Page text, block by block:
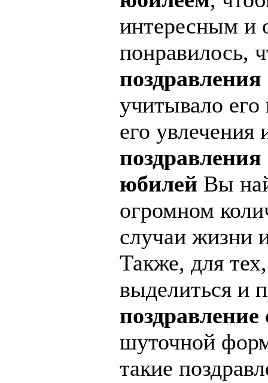
интересным и
понравилось,
учитывало
его увлечения
юбилей Вы
огромном
случаи жизни
Также, для
выделиться и
шуточной
такие